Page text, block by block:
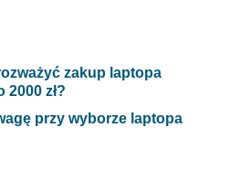
zakup laptopa
zł?
przy wyborze laptopa